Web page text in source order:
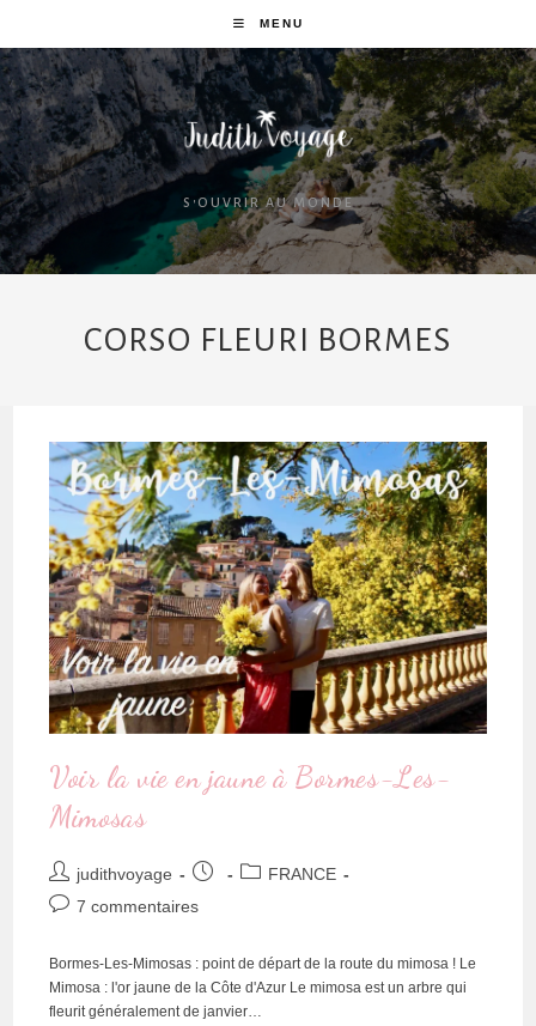
MENU
S'OUVRIR AU MONDE
CORSO FLEURI BORMES
Voir la vie en jaune à Bormes-Les-
Mimosas
judithvoyage
FRANCE
7 commentaires
Bormes-Les-Mimosas : point de départ de la route du mimosa ! Le
Mimosa : l'or jaune de la Côte d'Azur Le mimosa est un arbre qui
fleurit généralement de janvier…